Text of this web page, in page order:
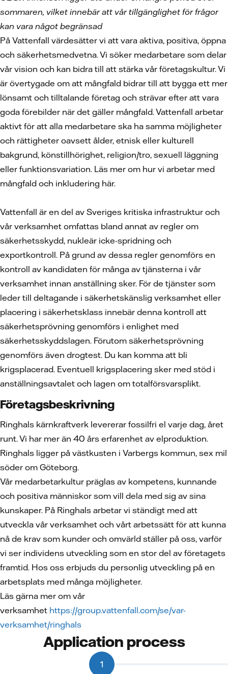
sommaren, vilket innebär att vår tillgänglighet för frågor
kan vara något begränsad
På Vattenfall värdesätter vi att vara aktiva, positiva, öppna
och säkerhetsmedvetna. Vi söker medarbetare som delar
vår vision och kan bidra till att stärka vår företagskultur. Vi
är övertygade om att mångfald bidrar till att bygga ett mer
lönsamt och tilltalande företag och strävar efter att vara
goda förebilder när det gäller mångfald. Vattenfall arbetar
aktivt för att alla medarbetare ska ha samma möjligheter
och rättigheter oavsett ålder, etnisk eller kulturell
bakgrund, könstillhörighet, religion/tro, sexuell läggning
eller funktionsvariation. Läs mer om hur vi arbetar med
mångfald och inkludering här.
Vattenfall är en del av Sveriges kritiska infrastruktur och
vår verksamhet omfattas bland annat av regler om
säkerhetsskydd, nukleär icke-spridning och
exportkontroll. På grund av dessa regler genomförs en
kontroll av kandidaten för många av tjänsterna i vår
verksamhet innan anställning sker. För de tjänster som
leder till deltagande i säkerhetskänslig verksamhet eller
placering i säkerhetsklass innebär denna kontroll att
säkerhetsprövning genomförs i enlighet med
säkerhetsskyddslagen. Förutom säkerhetsprövning
genomförs även drogtest. Du kan komma att bli
krigsplacerad. Eventuell krigsplacering sker med stöd i
anställningsavtalet och lagen om totalförsvarsplikt.
Företagsbeskrivning
Ringhals kärnkraftverk levererar fossilfri el varje dag, året
runt. Vi har mer än 40 års erfarenhet av elproduktion.
Ringhals ligger på västkusten i Varbergs kommun, sex mil
söder om Göteborg.
Vår medarbetarkultur präglas av kompetens, kunnande
och positiva människor som vill dela med sig av sina
kunskaper. På Ringhals arbetar vi ständigt med att
utveckla vår verksamhet och vårt arbetssätt för att kunna
nå de krav som kunder och omvärld ställer på oss, varför
vi ser individens utveckling som en stor del av företagets
framtid. Hos oss erbjuds du personlig utveckling på en
arbetsplats med många möjligheter.
Läs gärna mer om vår
verksamhet https://group.vattenfall.com/se/var-
verksamhet/ringhals
Application process
1